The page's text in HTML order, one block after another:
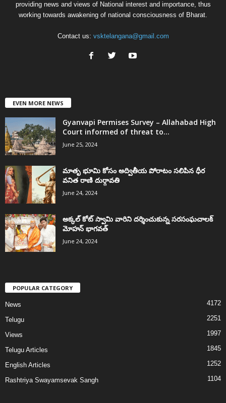
providing news and views of National interest and importance, thus
working towards awakening of national consciousness of Bharat.
Contact us: vsktelangana@gmail.com
EVEN MORE NEWS
Gyanvapi Permises Survey – Allahabad High
Court informed of threat to...
June 25, 2024
మాతృ భూమి కోసం అద్వితీయ పోరాటం సలిపిన ధీర
వనిత రాణి దుర్గావతి
June 24, 2024
అక్కల్‌ కోట్‌ స్వామి వారిని దర్శించుకున్న సరసంఘచాలక్
మోహన్ భాగవత్
June 24, 2024
POPULAR CATEGORY
News 4172
Telugu 2251
Views 1997
Telugu Articles 1845
English Articles 1252
Rashtriya Swayamsevak Sangh 1104